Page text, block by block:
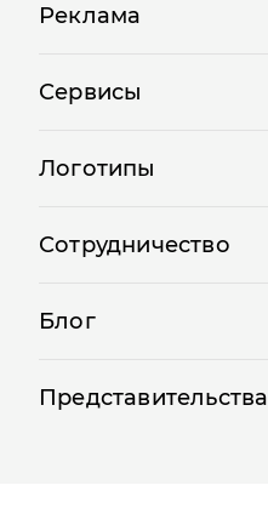
Реклама
Сервисы
Логотипы
Сотрудничество
Блог
Представительства